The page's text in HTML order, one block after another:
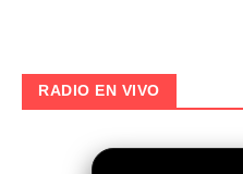
RADIO EN VIVO